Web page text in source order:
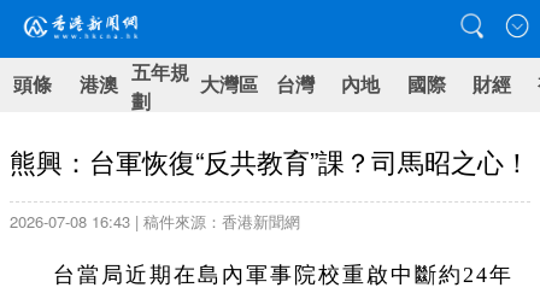
頭條 港澳 五年規
劃
大灣區 台灣 內地 國際 財經
熊興：台軍恢復“反共教育”課？司馬昭之心！
2026-07-08 16:43 | 稿件來源：香港新聞網
台當局近期在島內軍事院校重啟中斷約24年